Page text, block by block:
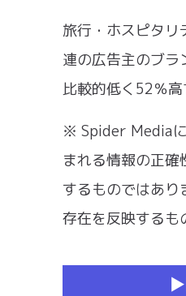
旅行・ホスピタ
連の広告主のブ
比較的低く52％
※ Spider Mediaに
まれる情報の正
するものではあ
存在を反映するも